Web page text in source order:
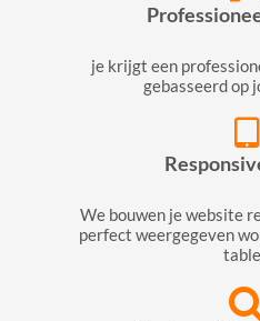
je krijgt een
gebasseerd op
We bouwen je website
perfect weergegeven